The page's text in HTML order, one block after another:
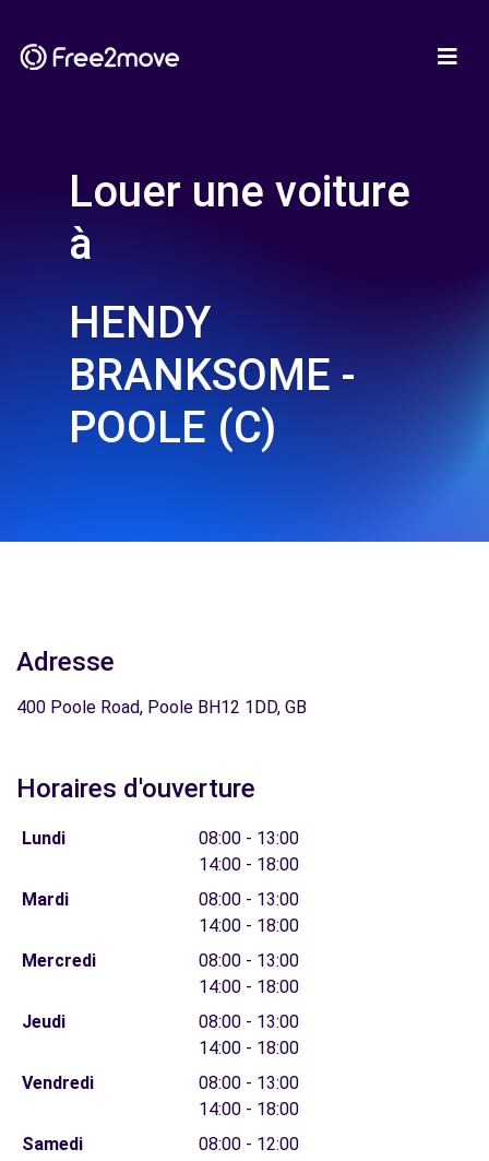
Louer une voiture
à
HENDY
BRANKSOME -
POOLE (C)
Adresse
400 Poole Road, Poole BH12 1DD, GB
Horaires d'ouverture
Lundi
08:00 - 13:00
14:00 - 18:00
Mardi
08:00 - 13:00
14:00 - 18:00
Mercredi
08:00 - 13:00
14:00 - 18:00
Jeudi
08:00 - 13:00
14:00 - 18:00
Vendredi
08:00 - 13:00
14:00 - 18:00
Samedi
08:00 - 12:00